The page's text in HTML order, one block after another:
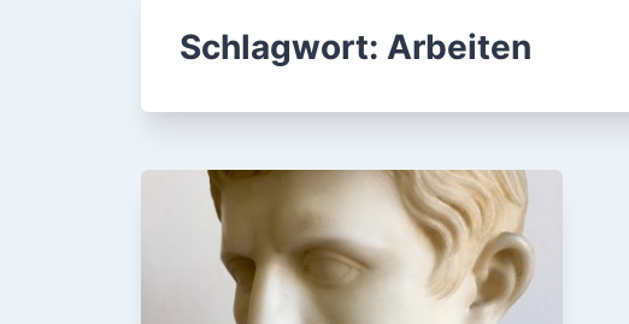
Schlagwort: Arbeiten